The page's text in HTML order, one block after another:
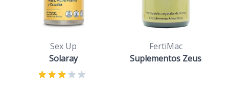
Sex Up
Solaray
FertiMac
Suplementos Zeus